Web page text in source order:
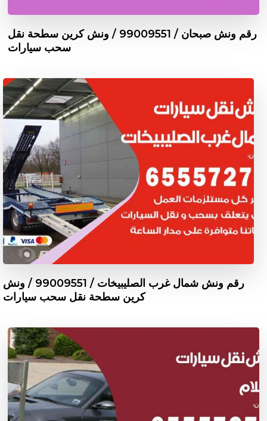
رقم ونش صبحان / 99009551‬ / ونش كرين سطحة نقل
سحب سيارات
رقم ونش شمال غرب الصليبيخات / 99009551‬ / ونش
كرين سطحة نقل سحب سيارات